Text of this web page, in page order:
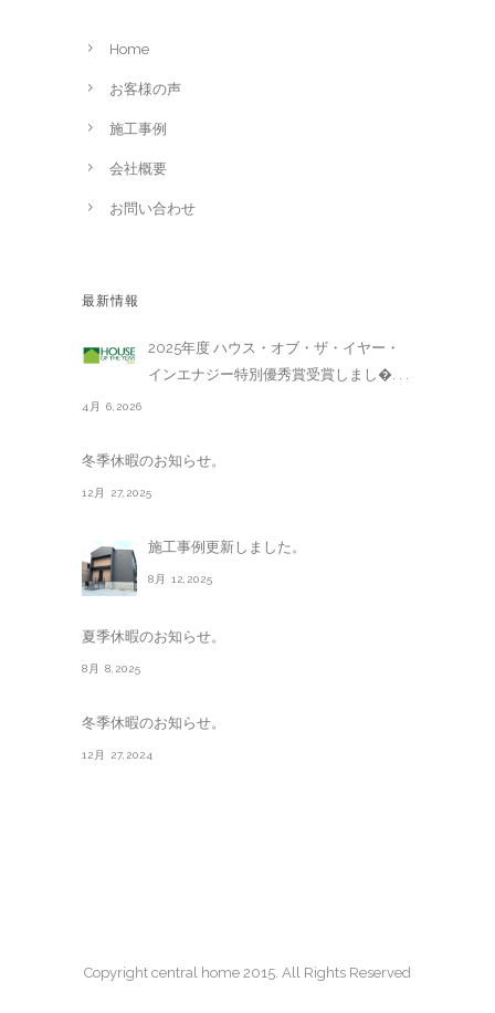
Home
お客様の声
施工事例
会社概要
お問い合わせ
最新情報
2025年度 ハウス・オブ・ザ・イヤー・
インエナジー特別優秀賞受賞しまし�. . .
4月 6,2026
冬季休暇のお知らせ。
12月 27,2025
施工事例更新しました。
8月 12,2025
夏季休暇のお知らせ。
8月 8,2025
冬季休暇のお知らせ。
12月 27,2024
Copyright central home 2015. All Rights Reserved